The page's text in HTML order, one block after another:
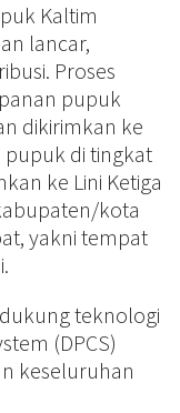
Kaltim
lancar,
Proses
pupuk
dikirimkan ke
pupuk di tingkat
ke Lini Ketiga
kota
yakni tempat
teknologi
(DPCS)
keseluruhan